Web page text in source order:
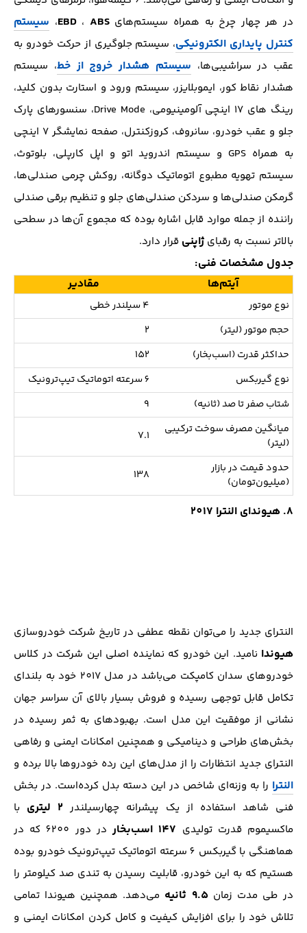
در هر چهار چرخ به همراه سیستم‌های
EBD، ABS ، سیستم
کنترل پایداری الکترونیکی، سیستم جلوگیری از حرکت خودرو به
عقب در سراشیبی‌ها، سیستم هشدار خروج از خط، سیستم
هشدار نقاط کور، ایموبلایزر، سیستم ورود و استارت بدون کلید،
رینگ های 17 اینچی آلومینیومی، Drive Mode، سنسور‌های پارک
جلو و عقب خودرو، سانروف، کروز‌کنترل، صفحه نمایشگر 7 اینچی
به همراه GPS و سیستم اندروید اتو و اپل کار‌پلی، بلوتوث،
سیستم تهویه مطبوع اتوماتیک دوگانه، روکش چرمی صندلی‌ها،
گرمکن صندلی‌ها و سرد‌کن صندلی‌های جلو و تنظیم برقی صندلی
راننده از جمله موارد قابل اشاره بوده که مجموع آن‌ها در سطحی
بالاتر نسبت به رقبای ژاپنی قرار دارد.
جدول مشخصات فنی:
آیتم‌ها
مقادیر
نوع موتور
4 سیلندر خطی
حجم موتور (لیتر)
2
حداکثر قدرت (اسب‌بخار)
152
نوع گیربکس
6 سرعته اتوماتیک تیپ‌ترونیک
شتاب صفر تا صد (ثانیه)
9
میانگین مصرف سوخت ترکیبی
(لیتر)
7.1
حدود قیمت در بازار
(میلیون‌تومان)
138
8. هیوندای النترا 2017
النترای جدید را می‌توان نقطه عطفی در تاریخ شرکت خودروسازی
هیوندا نامید. این خودرو که نماینده اصلی این شرکت در کلاس
خودرو‌های سدان کامپکت می‌باشد در مدل 2017 خود به بلندای
تکامل قابل توجهی رسیده و فروش بسیار بالای آن سراسر جهان
نشانی از موفقیت این مدل است. بهبود‌های به ثمر رسیده در
بخش‌های طراحی و دینامیکی و همچنین امکانات ایمنی و رفاهی
النترای جدید انتظارات را از مدل‌های این رده خودرو‌ها بالا برده و
النترا را به وزنه‌ای شاخص در این دسته بدل کرده‌است. در بخش
فنی شاهد استفاده از یک پیشرانه چهارسیلندر 2 لیتری
با
ماکسیموم قدرت تولیدی 147 اسب‌بخار
در دور 6200 که در
هماهنگی با گیربکس 6 سرعته اتوماتیک تیپ‌ترونیک خودرو بوده
هستیم که به این خودرو، قابلیت رسیدن به تندی صد کیلومتر را
در طی مدت زمان9.5 ثانیه
می‌دهد. همچنین هیوندا تمامی
تلاش خود را برای افزایش کیفیت و کامل کردن امکانات ایمنی و